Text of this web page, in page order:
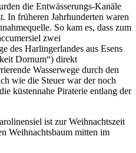
die Entwässerungs-Kanäle
In früheren Jahrhunderten waren
So kam es, dass zum
zwei
des Harlingerlandes aus Esens
Dornum“) direkt
Wasserwege durch den
wie die Steuer war der noch
küstennahe Piraterie entlang der